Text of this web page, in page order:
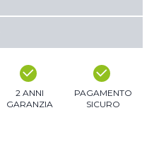
2 ANNI
GARANZIA
PAGAMENTO
SICURO